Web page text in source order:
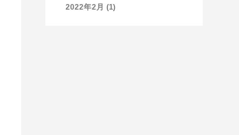
2022年2月 (1)